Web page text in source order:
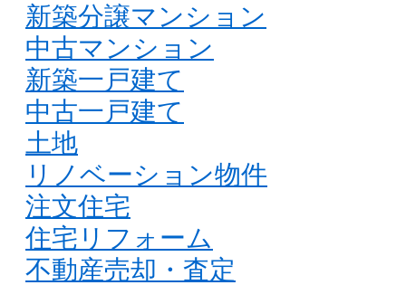
新築分譲マンション
中古マンション
新築一戸建て
中古一戸建て
土地
リノベーション物件
注文住宅
住宅リフォーム
不動産売却・査定